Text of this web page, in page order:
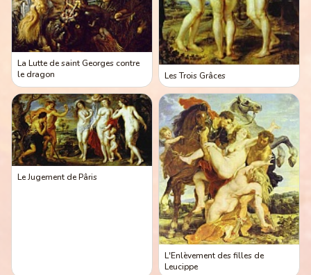
La Lutte de saint Georges contre
le dragon
Les Trois Grâces
Le Jugement de Pâris
L'Enlèvement des filles de
Leucippe